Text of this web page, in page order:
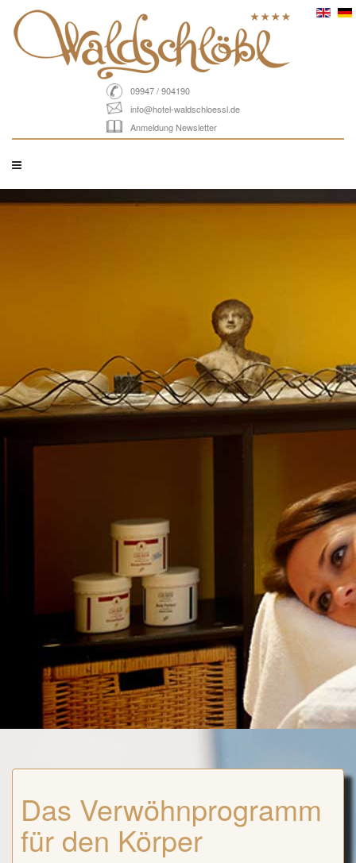
09947 / 904190
info@hotel-waldschloessl.de
Anmeldung Newsletter
Das Verwöhnprogramm
für den Körper